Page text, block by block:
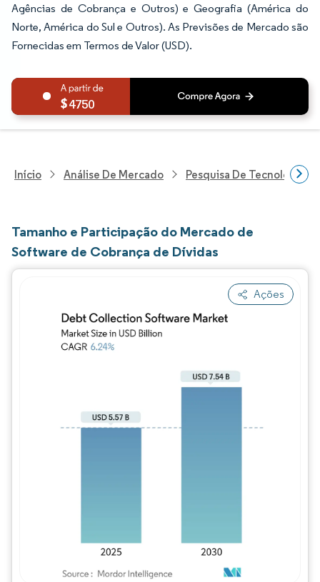
Agências de Cobrança e Outros) e Geografia (América do
Norte, América do Sul e Outros). As Previsões de Mercado são
Fornecidas em Termos de Valor (USD).
4750
Início Análise De Mercado Pesquisa De Tecnologia,
Tamanho e Participação do Mercado de
Software de Cobrança de Dívidas
Ações